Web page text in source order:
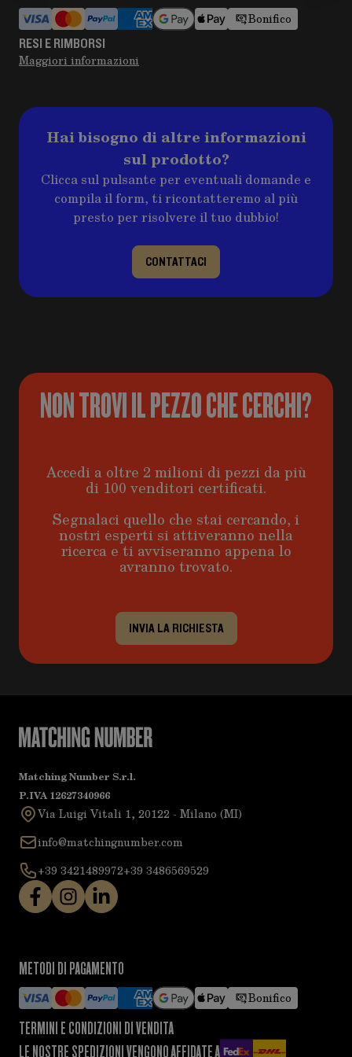
Bonifico
RESI E RIMBORSI
Maggiori informazioni
Hai bisogno di altre informazioni
sul prodotto?
Clicca sul pulsante per eventuali domande e
compila il form, ti ricontatteremo al più
presto per risolvere il tuo dubbio!
CONTATTACI
NON TROVI IL PEZZO CHE CERCHI?
Accedi a oltre 2 milioni di pezzi da più
di 100 venditori certificati.
Segnalaci quello che stai cercando, i
nostri esperti si attiveranno nella
ricerca e ti avviseranno appena lo
avranno trovato.
INVIA LA RICHIESTA
Matching Number S.r.l.
P.IVA 12627340966
Via Luigi Vitali 1, 20122 - Milano (MI)
info@matchingnumber.com
+39 3421489972+39 3486569529
METODI DI PAGAMENTO
Bonifico
TERMINI E CONDIZIONI DI VENDITA
LE NOSTRE SPEDIZIONI VENGONO AFFIDATE A